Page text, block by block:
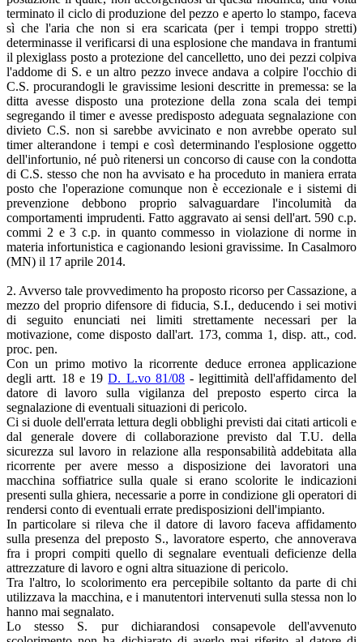
terminato il ciclo di produzione del pezzo e aperto lo stampo, faceva
sì che l'aria che non si era scaricata (per i tempi troppo stretti)
determinasse il verificarsi di una esplosione che mandava in frantumi
il plexiglass posto a protezione del cancelletto, uno dei pezzi colpiva
l'addome di S. e un altro pezzo invece andava a colpire l'occhio di
C.S. procurandogli le gravissime lesioni descritte in premessa: se la
ditta avesse disposto una protezione della zona scala dei tempi
segregando il timer e avesse predisposto adeguata segnalazione con
divieto C.S. non si sarebbe avvicinato e non avrebbe operato sul
timer alterandone i tempi e così determinando l'esplosione oggetto
dell'infortunio, né può ritenersi un concorso di cause con la condotta
di C.S. stesso che non ha avvisato e ha proceduto in maniera errata
posto che l'operazione comunque non è eccezionale e i sistemi di
prevenzione debbono proprio salvaguardare l'incolumità da
comportamenti imprudenti. Fatto aggravato ai sensi dell'art. 590 c.p.
commi 2 e 3 c.p. in quanto commesso in violazione di norme in
materia infortunistica e cagionando lesioni gravissime. In Casalmoro
(MN) il 17 aprile 2014.
2. Avverso tale provvedimento ha proposto ricorso per Cassazione, a
mezzo del proprio difensore di fiducia, S.I., deducendo i sei motivi
di seguito enunciati nei limiti strettamente necessari per la
motivazione, come disposto dall'art. 173, comma 1, disp. att., cod.
proc. pen.
Con un primo motivo la ricorrente deduce erronea applicazione
degli artt. 18 e 19D. L.vo 81/08- legittimità dell'affidamento del
datore di lavoro sulla vigilanza del preposto esperto circa la
segnalazione di eventuali situazioni di pericolo.
Ci si duole dell'errata lettura degli obblighi previsti dai citati articoli e
dal generale dovere di collaborazione previsto dal T.U. della
sicurezza sul lavoro in relazione alla responsabilità addebitata alla
ricorrente per avere messo a disposizione dei lavoratori una
macchina soffiatrice sulla quale si erano scolorite le indicazioni
presenti sulla ghiera, necessarie a porre in condizione gli operatori di
rendersi conto di eventuali errate predisposizioni dell'impianto.
In particolare si rileva che il datore di lavoro faceva affidamento
sulla presenza del preposto S., lavoratore esperto, che annoverava
fra i propri compiti quello di segnalare eventuali deficienze della
attrezzature di lavoro e ogni altra situazione di pericolo.
Tra l'altro, lo scolorimento era percepibile soltanto da parte di chi
utilizzava la macchina, e i manutentori intervenuti sulla stessa non lo
hanno mai segnalato.
Lo stesso S. pur dichiarandosi consapevole dell'avvenuto